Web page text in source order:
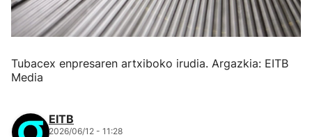
Tubacex enpresaren artxiboko irudia. Argazkia: EITB
Media
EITB
2026/06/12 - 11:28